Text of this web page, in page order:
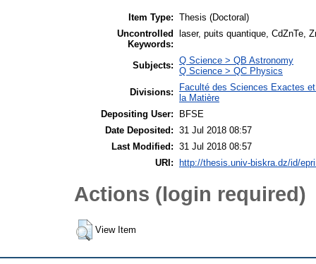
Item Type: Thesis (Doctoral)
Uncontrolled
Keywords:
laser, puits quantique, CdZnTe,
Subjects: Q Science > QB Astronomy
Q Science > QC Physics
Divisions:
Faculté des Sciences Exactes
la Matière
Depositing User:
BFSE
Date Deposited: 31 Jul 2018 08:57
Last Modified: 31 Jul 2018 08:57
URI:
http://thesis.univ-biskra.dz/id/
Actions (login required)
View Item